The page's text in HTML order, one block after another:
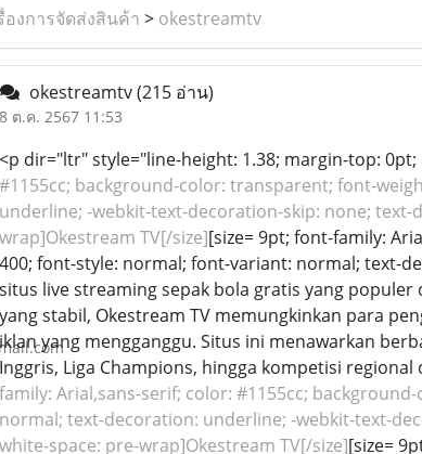
องการจัดส่งสินค้า > okestreamtv
okestreamtv(215 อ่าน)
8 ต.ค. 2567 11:53
<p dir="ltr" style="line-height: 1.38; margin-top:
#1155cc; background-color: transparent; font-
underline; -webkit-text-decoration-skip: none;
wrap]Okestream TV[/size][size= 9pt; font-family:
400; font-style: normal; font-variant: normal; text-
situs live streaming sepak bola gratis yang
yang stabil, Okestream TV memungkinkan para
iklan yang mengganggu. Situs ini menawarkan
Inggris, Liga Champions, hingga kompetisi
family: Arial,sans-serif; color: #1155cc;
normal; text-decoration: underline; -webkit-text-
white-space: pre-wrap]Okestream TV[/size][size=